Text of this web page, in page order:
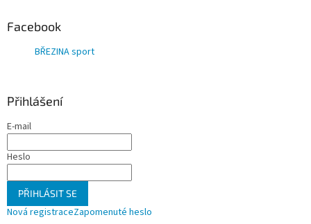
Facebook
BŘEZINA sport
Přihlášení
E-mail
Heslo
PŘIHLÁSIT SE
Nová registraceZapomenuté heslo